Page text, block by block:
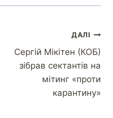
ДАЛІ
Сергій Мікітен (КОБ)
зібрав сектантів на
мітинг «проти
карантину»